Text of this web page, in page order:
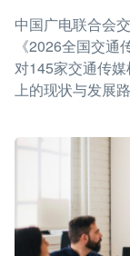
中国广电联合会
《2026全国交
对145家交通传
上的现状与发展路